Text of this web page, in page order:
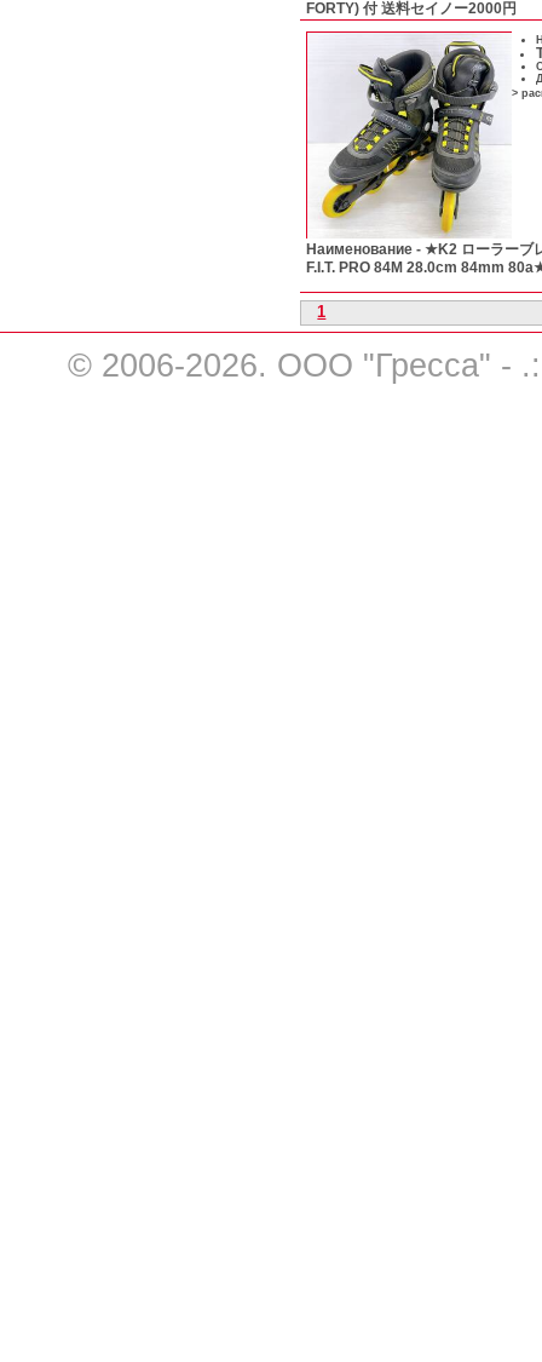
FORTY) 付 送料セイノー2000円
>
Наименование - ★K2 ローラーブ
F.I.T. PRO 84M 28.0cm 84mm
1
© 2006-2026. ООО "Гресса" -